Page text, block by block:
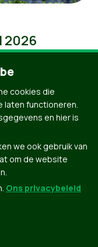
2026
cookies die
laten functioneren.
en hier is
we ook gebruik van
om de website
Ons privacybeleid